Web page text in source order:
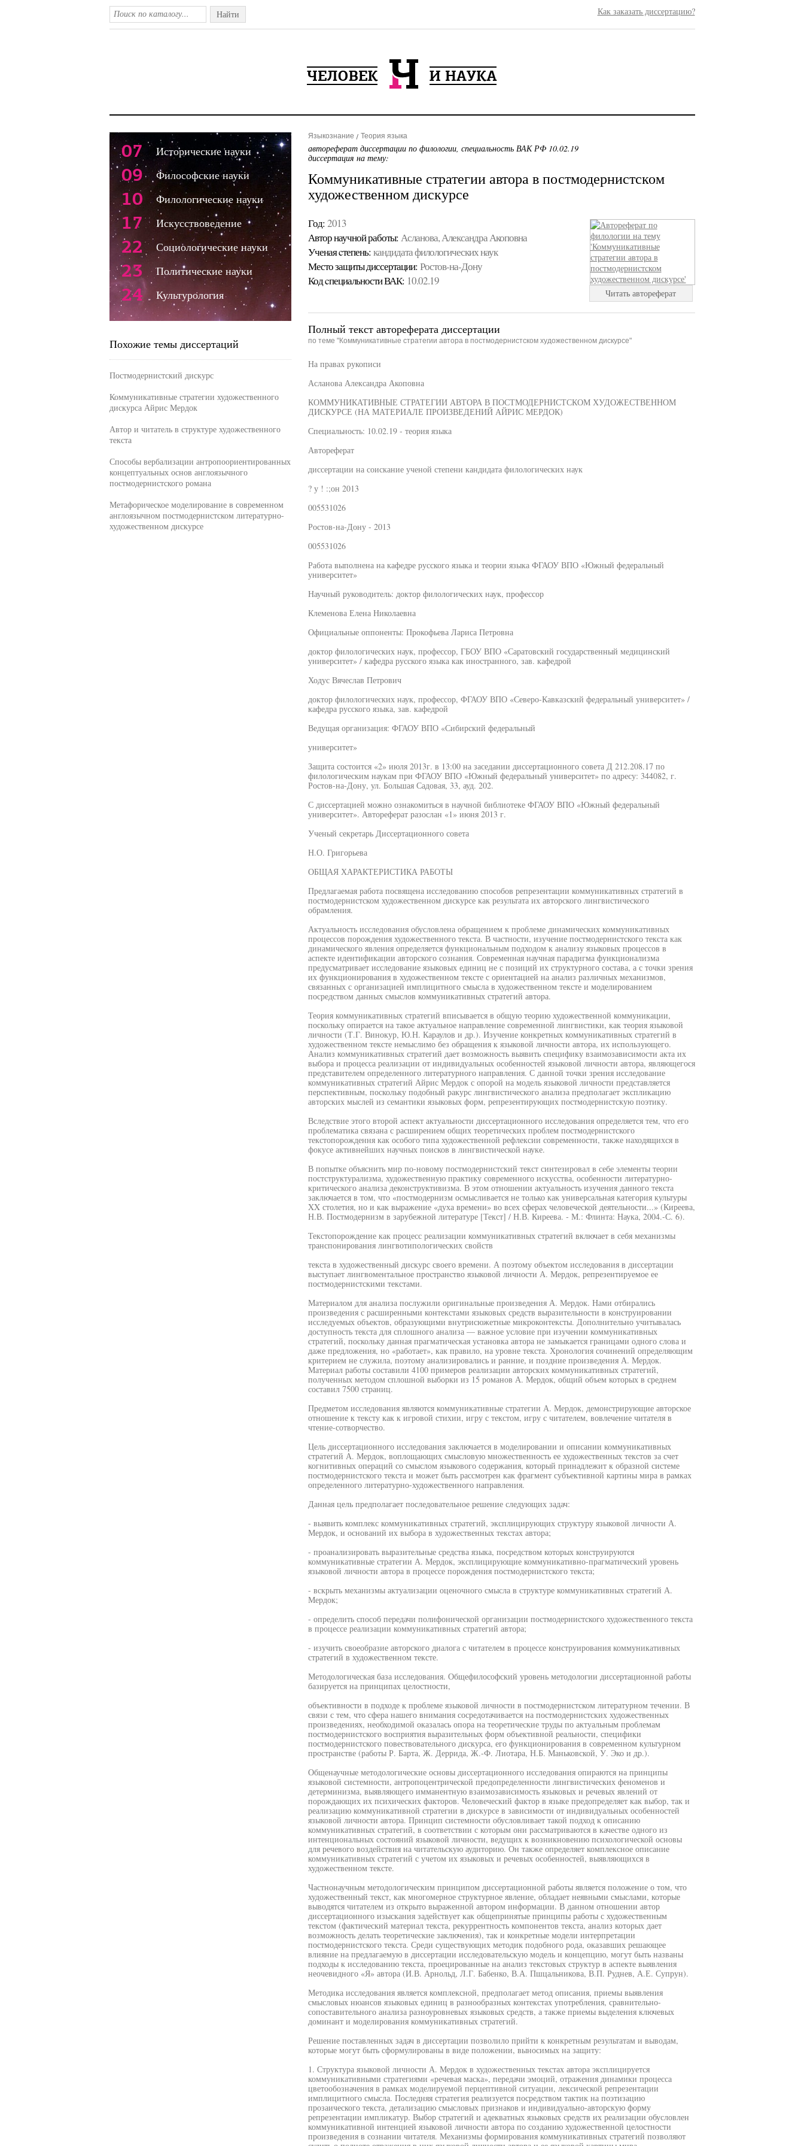
Найти Как заказать диссертацию?
Языкознание Теория языка
автореферат диссертации по филологии, специальность ВАК РФ 10.02.19
диссертация на тему:
Коммуникативные стратегии автора в постмодернистском
художественном дискурсе
Год: 2013
Автор научной работы: Асланова, Александра Акоповна
Ученая cтепень: кандидата филологических наук
Место защиты диссертации: Ростов-на-Дону
Код cпециальности ВАК: 10.02.19
Читать автореферат
Полный текст автореферата диссертации
по теме "Коммуникативные стратегии автора в постмодернистском художественном дискурсе"
На правах рукописи
Асланова Александра Акоповна
КОММУНИКАТИВНЫЕ СТРАТЕГИИ АВТОРА В ПОСТМОДЕРНИСТСКОМ ХУДОЖЕСТВЕННОМ
ДИСКУРСЕ (НА МАТЕРИАЛЕ ПРОИЗВЕДЕНИЙ АЙРИС МЕРДОК)
Специальность: 10.02.19 - теория языка
Автореферат
диссертации на соискание ученой степени кандидата филологических наук
? у ! :;он 2013
005531026
Ростов-на-Дону - 2013
005531026
Работа выполнена на кафедре русского языка и теории языка ФГАОУ ВПО «Южный федеральный
университет»
Научный руководитель: доктор филологических наук, профессор
Клеменова Елена Николаевна
Официальные оппоненты: Прокофьева Лариса Петровна
доктор филологических наук, профессор, ГБОУ ВПО «Саратовский государственный медицинский
университет» / кафедра русского языка как иностранного, зав. кафедрой
Ходус Вячеслав Петрович
доктор филологических наук, профессор, ФГАОУ ВПО «Северо-Кавказский федеральный университет» /
кафедра русского языка, зав. кафедрой
Ведущая организация: ФГАОУ ВПО «Сибирский федеральный
университет»
Защита состоится «2» июля 2013г. в 13:00 на заседании диссертационного совета Д 212.208.17 по
филологическим наукам при ФГАОУ ВПО «Южный федеральный университет» по адресу: 344082, г.
Ростов-на-Дону, ул. Большая Садовая, 33, ауд. 202.
С диссертацией можно ознакомиться в научной библиотеке ФГАОУ ВПО «Южный федеральный
университет». Автореферат разослан «1» июня 2013 г.
Ученый секретарь Диссертационного совета
Н.О. Григорьева
ОБЩАЯ ХАРАКТЕРИСТИКА РАБОТЫ
Предлагаемая работа посвящена исследованию способов репрезентации коммуникативных стратегий в
постмодернистском художественном дискурсе как результата их авторского лингвистического
обрамления.
Актуальность исследования обусловлена обращением к проблеме динамических коммуникативных
процессов порождения художественного текста. В частности, изучение постмодернистского текста как
динамического явления определяется функциональным подходом к анализу языковых процессов в
аспекте идентификации авторского сознания. Современная научная парадигма функционализма
предусматривает исследование языковых единиц не с позиций их структурного состава, а с точки зрения
их функционирования в художественном тексте с ориентацией на анализ различных механизмов,
связанных с организацией имплицитного смысла в художественном тексте и моделированием
посредством данных смыслов коммуникативных стратегий автора.
Теория коммуникативных стратегий вписывается в общую теорию художественной коммуникации,
поскольку опирается на такое актуальное направление современной лингвистики, как теория языковой
личности (Т.Г. Винокур, Ю.Н. Караулов и др.). Изучение конкретных коммуникативных стратегий в
художественном тексте немыслимо без обращения к языковой личности автора, их использующего.
Анализ коммуникативных стратегий дает возможность выявить специфику взаимозависимости акта их
выбора и процесса реализации от индивидуальных особенностей языковой личности автора, являющегося
представителем определенного литературного направления. С данной точки зрения исследование
коммуникативных стратегий Айрис Мердок с опорой на модель языковой личности представляется
перспективным, поскольку подобный ракурс лингвистического анализа предполагает экспликацию
авторских мыслей из семантики языковых форм, репрезентирующих постмодернистскую поэтику.
Вследствие этого второй аспект актуальности диссертационного исследования определяется тем, что его
проблематика связана с расширением общих теоретических проблем постмодернистского
текстопорождення как особого типа художественной рефлексии современности, также находящихся в
фокусе активнейших научных поисков в лингвистической науке.
В попытке объяснить мир по-новому постмодернистский текст синтезировал в себе элементы теории
постструктурализма, художественную практику современного искусства, особенности литературно-
критического анализа деконструктивизма. В этом отношении актуальность изучения данного текста
заключается в том, что «постмодернизм осмысливается не только как универсальная категория культуры
XX столетия, но и как выражение «духа времени» во всех сферах человеческой деятельности...» (Киреева,
Н.В. Постмодернизм в зарубежной литературе [Текст] / Н.В. Киреева. - М.: Флинта: Наука, 2004.-С. 6).
Текстопорождение как процесс реализации коммуникативных стратегий включает в себя механизмы
транспонирования лингвотипологических свойств
текста в художественный дискурс своего времени. А поэтому объектом исследования в диссертации
выступает лингвоментальное пространство языковой личности А. Мердок, репрезентируемое ее
постмодернистскими текстами.
Материалом для анализа послужили оригинальные произведения А. Мердок. Нами отбирались
произведения с расширенными контекстами языковых средств выразительности в конструировании
исследуемых объектов, образующими внутрисюжетные микроконтексты. Дополнительно учитывалась
доступность текста для сплошного анализа — важное условие при изучении коммуникативных
стратегий, поскольку данная прагматическая установка автора не замыкается границами одного слова и
даже предложения, но «работает», как правило, на уровне текста. Хронология сочинений определяющим
критерием не служила, поэтому анализировались и ранние, и поздние произведения А. Мердок.
Материал работы составили 4100 примеров реализации авторских коммуникативных стратегий,
полученных методом сплошной выборки из 15 романов А. Мердок, общий объем которых в среднем
составил 7500 страниц.
Предметом исследования являются коммуникативные стратегии А. Мердок, демонстрирующие авторское
отношение к тексту как к игровой стихии, игру с текстом, игру с читателем, вовлечение читателя в
чтение-сотворчество.
Цель диссертационного исследования заключается в моделировании и описании коммуникативных
стратегий А. Мердок, воплощающих смысловую множественность ее художественных текстов за счет
когнитивных операций со смыслом языкового содержания, который принадлежит к образной системе
постмодернистского текста и может быть рассмотрен как фрагмент субъективной картины мира в рамках
определенного литературно-художественного направления.
Данная цель предполагает последовательное решение следующих задач:
- выявить комплекс коммуникативных стратегий, эксплицирующих структуру языковой личности А.
Мердок, и оснований их выбора в художественных текстах автора;
- проанализировать выразительные средства языка, посредством которых конструируются
коммуникативные стратегии А. Мердок, эксплицирующие коммуникативно-прагматический уровень
языковой личности автора в процессе порождения постмодернистского текста;
- вскрыть механизмы актуализации оценочного смысла в структуре коммуникативных стратегий А.
Мердок;
- определить способ передачи полифонической организации постмодернистского художественного текста
в процессе реализации коммуникативных стратегий автора;
- изучить своеобразие авторского диалога с читателем в процессе конструирования коммуникативных
стратегий в художественном тексте.
Методологическая база исследования. Общефилософский уровень методологии диссертационной работы
базируется на принципах целостности,
объективности в подходе к проблеме языковой личности в постмодернистском литературном течении. В
связи с тем, что сфера нашего внимания сосредотачивается на постмодернистских художественных
произведениях, необходимой оказалась опора на теоретические труды по актуальным проблемам
постмодернистского восприятия выразительных форм объективной реальности, специфики
постмодернистского повествовательного дискурса, его функционирования в современном культурном
пространстве (работы Р. Барта, Ж. Деррида, Ж.-Ф. Лиотара, Н.Б. Маньковской, У. Эко и др.).
Общенаучные методологические основы диссертационного исследования опираются на принципы
языковой системности, антропоцентрической предопределенности лингвистических феноменов и
детерминизма, выявляющего имманентную взаимозависимость языковых и речевых явлений от
порождающих их психических факторов. Человеческий фактор в языке предопределяет как выбор, так и
реализацию коммуникативной стратегии в дискурсе в зависимости от индивидуальных особенностей
языковой личности автора. Принцип системности обусловливает такой подход к описанию
коммуникативных стратегий, в соответствии с которым они рассматриваются в качестве одного из
интенциональных состояний языковой личности, ведущих к возникновению психологической основы
для речевого воздействия на читательскую аудиторию. Он также определяет комплексное описание
коммуникативных стратегий с учетом их языковых и речевых особенностей, выявляющихся в
художественном тексте.
Частнонаучным методологическим принципом диссертационной работы является положение о том, что
художественный текст, как многомерное структурное явление, обладает неявными смыслами, которые
выводятся читателем из открыто выраженной автором информации. В данном отношении автор
диссертационного изыскания задействует как общепринятые принципы работы с художественным
текстом (фактический материал текста, рекуррентность компонентов текста, анализ которых дает
возможность делать теоретические заключения), так и конкретные модели интерпретации
постмодернистского текста. Среди существующих методик подобного рода, оказавших решающее
влияние на предлагаемую в диссертации исследовательскую модель и концепцию, могут быть названы
подходы к исследованию текста, проецированные на анализ текстовых структур в аспекте выявления
неочевидного «Я» автора (И.В. Арнольд, Л.Г. Бабенко, В.А. Пшцальникова, В.П. Руднев, А.Е. Супрун).
Методика исследования является комплексной, предполагает метод описания, приемы выявления
смысловых нюансов языковых единиц в разнообразных контекстах употребления, сравнительно-
сопоставительного анализа разноуровневых языковых средств, а также приемы выделения ключевых
доминант и моделирования коммуникативных стратегий.
Решение поставленных задач в диссертации позволило прийти к конкретным результатам и выводам,
которые могут быть сформулированы в виде положении, выносимых на защиту:
1. Структура языковой личности А. Мердок в художественных текстах автора эксплицируется
коммуникативными стратегиями «речевая маска», передачи эмоций, отражения динамики процесса
цветообозначения в рамках моделируемой перцептивной ситуации, лексической репрезентации
имплицитного смысла. Последняя стратегия реализуется посредством тактик на поэтизацию
прозаического текста, детализацию смысловых признаков и индивидуально-авторскую форму
репрезентации импликатур. Выбор стратегий и адекватных языковых средств их реализации обусловлен
коммуникативной интенцией языковой личности автора по созданию художественной целостности
произведения в сознании читателя. Механизмы формирования коммуникативных стратегий позволяют
07 Исторические науки
09 Философские науки
10 Филологические науки
17 Искусствоведение
22 Социологические науки
23 Политические науки
24 Культурология
Похожие темы диссертаций
Постмодернистский дискурс
Коммуникативные стратегии художественного
дискурса Айрис Мердок
Автор и читатель в структуре художественного
текста
Способы вербализации антропоориентированных
концептуальных основ англоязычного
постмодернистского романа
Метафорическое моделирование в современном
англоязычном постмодернистском литературно-
художественном дискурсе